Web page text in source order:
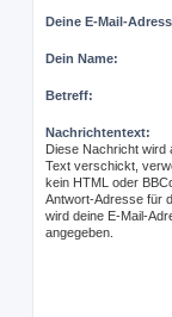
Deine E-Mail-
Dein Name:
Betreff:
Nachrichtentext:
Diese Nachricht wird
Text verschickt,
kein HTML oder
Antwort-Adresse für
wird deine E-Mail-
angegeben.